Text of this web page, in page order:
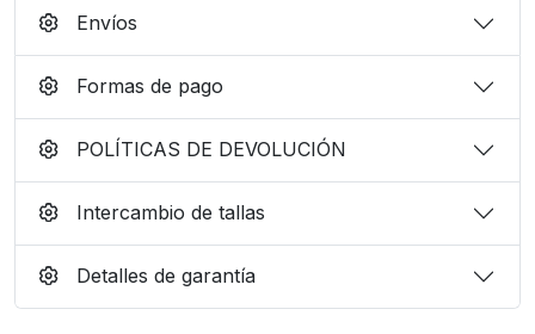
Envíos
Formas de pago
POLÍTICAS DE DEVOLUCIÓN
Intercambio de tallas
Detalles de garantía